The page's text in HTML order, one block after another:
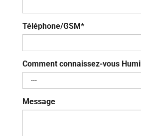
Téléphone/GSM*
Comment connaissez-vous
Message